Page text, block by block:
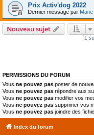
Prix Activ'dog 2022
Dernier message par
Nouveau sujet
1
PERMISSIONS DU FORUM
Vous ne pouvez pas poster de
Vous ne pouvez pas répondre aux
Vous ne pouvez pas modifier vos
Vous ne pouvez pas supprimer vos
Vous ne pouvez pas joindre des
Index du forum